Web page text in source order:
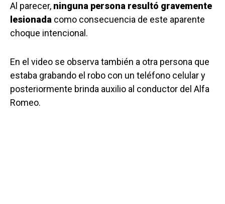
Al parecer, ninguna persona resultó gravemente
lesionada como consecuencia de este aparente
choque intencional.
En el video se observa también a otra persona que
estaba grabando el robo con un teléfono celular y
posteriormente brinda auxilio al conductor del Alfa
Romeo.